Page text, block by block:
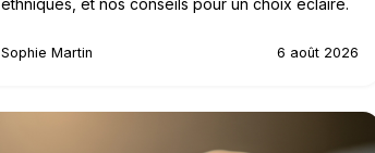
ethniques, et nos conseils pour un choix éclairé.
Sophie Martin 6 août 2026